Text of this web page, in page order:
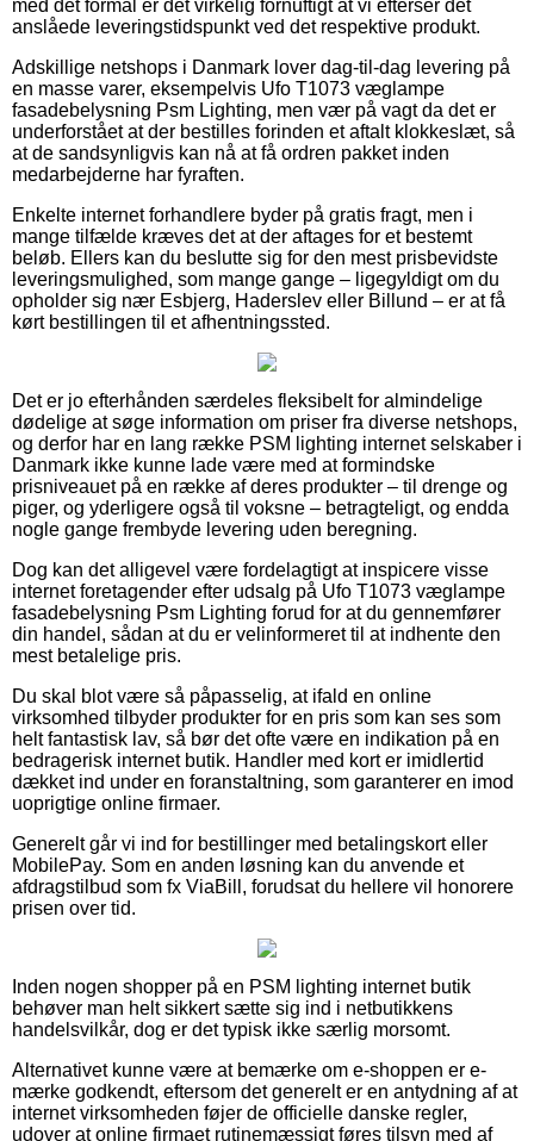
med det formål er det virkelig fornuftigt at vi efterser det
anslåede leveringstidspunkt ved det respektive produkt.
Adskillige netshops i Danmark lover dag-til-dag levering på
en masse varer, eksempelvis Ufo T1073 væglampe
fasadebelysning Psm Lighting, men vær på vagt da det er
underforstået at der bestilles forinden et aftalt klokkeslæt, så
at de sandsynligvis kan nå at få ordren pakket inden
medarbejderne har fyraften.
Enkelte internet forhandlere byder på gratis fragt, men i
mange tilfælde kræves det at der aftages for et bestemt
beløb. Ellers kan du beslutte sig for den mest prisbevidste
leveringsmulighed, som mange gange – ligegyldigt om du
opholder sig nær Esbjerg, Haderslev eller Billund – er at få
kørt bestillingen til et afhentningssted.
Det er jo efterhånden særdeles fleksibelt for almindelige
dødelige at søge information om priser fra diverse netshops,
og derfor har en lang række PSM lighting internet selskaber i
Danmark ikke kunne lade være med at formindske
prisniveauet på en række af deres produkter – til drenge og
piger, og yderligere også til voksne – betragteligt, og endda
nogle gange frembyde levering uden beregning.
Dog kan det alligevel være fordelagtigt at inspicere visse
internet foretagender efter udsalg på Ufo T1073 væglampe
fasadebelysning Psm Lighting forud for at du gennemfører
din handel, sådan at du er velinformeret til at indhente den
mest betalelige pris.
Du skal blot være så påpasselig, at ifald en online
virksomhed tilbyder produkter for en pris som kan ses som
helt fantastisk lav, så bør det ofte være en indikation på en
bedragerisk internet butik. Handler med kort er imidlertid
dækket ind under en foranstaltning, som garanterer en imod
uoprigtige online firmaer.
Generelt går vi ind for bestillinger med betalingskort eller
MobilePay. Som en anden løsning kan du anvende et
afdragstilbud som fx ViaBill, forudsat du hellere vil honorere
prisen over tid.
Inden nogen shopper på en PSM lighting internet butik
behøver man helt sikkert sætte sig ind i netbutikkens
handelsvilkår, dog er det typisk ikke særlig morsomt.
Alternativet kunne være at bemærke om e-shoppen er e-
mærke godkendt, eftersom det generelt er en antydning af at
internet virksomheden føjer de officielle danske regler,
udover at online firmaet rutinemæssigt føres tilsyn med af